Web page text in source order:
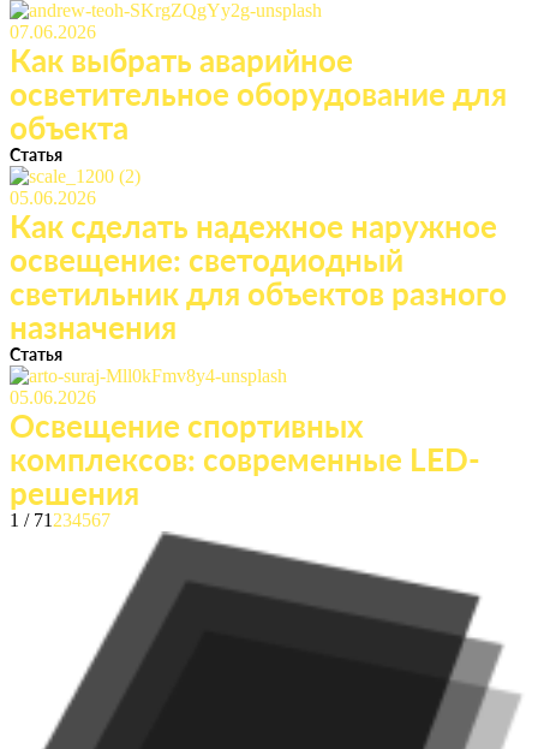
07.06.2026
Как выбрать аварийное
осветительное оборудование для
объекта
Статья
05.06.2026
Как сделать надежное наружное
освещение: светодиодный
светильник для объектов разного
назначения
Статья
05.06.2026
Освещение спортивных
комплексов: современные LED-
решения
1 / 71 234567